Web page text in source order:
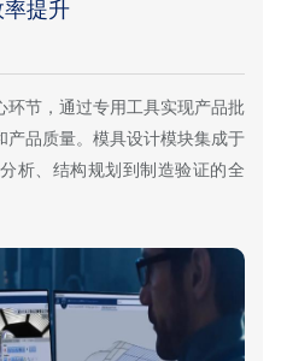
提升
环节，通过专用工具实现产品批
产品质量。模具设计模块集成于
析、结构规划到制造验证的全